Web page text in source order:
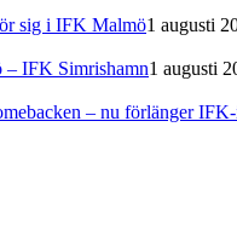
sig i IFK Malmö1 augusti
IFK Simrishamn1 augusti
– nu förlänger